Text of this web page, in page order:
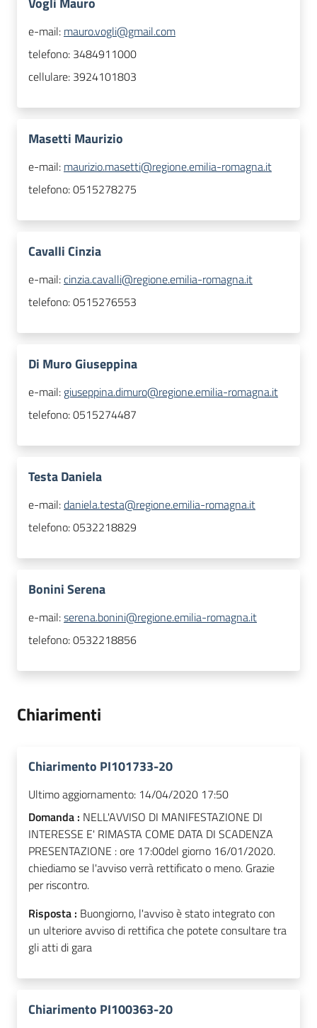
e-mail: mauro.vogli@gmail.com
telefono: 3484911000
cellulare: 3924101803
Masetti Maurizio
e-mail: maurizio.masetti@regione.emilia-romagna.it
telefono:0515278275
Cavalli Cinzia
e-mail:cinzia.cavalli@regione.emilia-romagna.it
telefono:0515276553
Di Muro Giuseppina
e-mail: giuseppina.dimuro@regione.emilia-romagna.it
telefono:0515274487
Testa Daniela
e-mail:daniela.testa@regione.emilia-romagna.it
telefono:0532218829
Bonini Serena
e-mail:serena.bonini@regione.emilia-romagna.it
telefono:0532218856
Chiarimenti
Chiarimento PI101733-20
Ultimo aggiornamento: 14/04/2020 17:50
Domanda : NELL'AVVISO DI MANIFESTAZIONE DI
INTERESSE E' RIMASTA COME DATA DI SCADENZA
PRESENTAZIONE : ore 17:00del giorno 16/01/2020.
chiediamo se l'avviso verrà rettificato o meno. Grazie
per riscontro.
Risposta : Buongiorno, l'avviso è stato integrato con
un ulteriore avviso di rettifica che potete consultare tra
gli atti di gara
Chiarimento PI100363-20